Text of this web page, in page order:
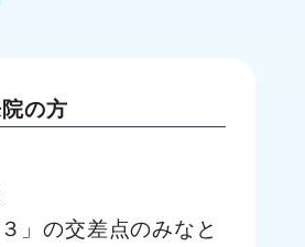
の方
」の交差点のみなと